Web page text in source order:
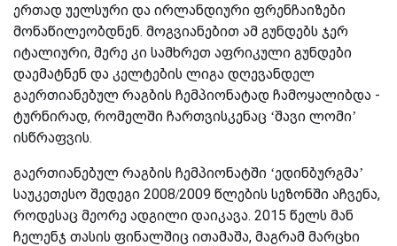
ერთად უელსური და ირლანდიური ფრენჩაიზები
მონაწილეობდნენ. მოგვიანებით ამ გუნდებს ჯერ
იტალიური, მერე კი სამხრეთ აფრიკული გუნდები
დაემატნენ და კელტების ლიგა დღევანდელ
გაერთიანებულ რაგბის ჩემპიონატად ჩამოყალიბდა -
ტურნირად, რომელში ჩართვისკენაც ‘შავი ლომი’
ისწრაფვის.
გაერთიანებულ რაგბის ჩემპიონატში ‘ედინბურგმა’
საუკეთესო შედეგი 2008/2009 წლების სეზონში აჩვენა,
როდესაც მეორე ადგილი დაიკავა. 2015 წელს მან
ჩელენჯ თასის ფინალშიც ითამაშა, მაგრამ მარცხი